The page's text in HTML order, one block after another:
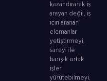
kazandırarak iş
arayan değil, iş
için aranan
elemanlar
yetiştirmeyi,
sanayi ile
barışık ortak
işler
yürütebilmeyi,